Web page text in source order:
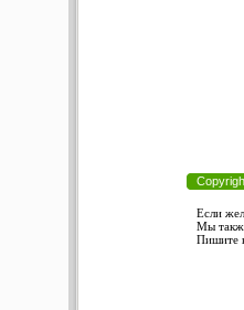
Если
Мы также
Пишите